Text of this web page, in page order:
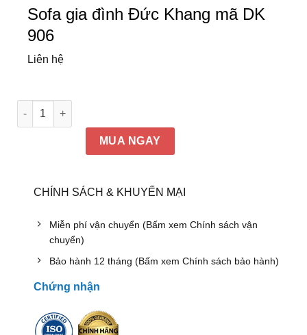
Sofa gia đình Đức Khang mã DK
906
Liên hệ
Sofa gia đình Đức Khang mã DK 906 số lượng
MUA NGAY
CHÍNH SÁCH & KHUYẾN MẠI
Miễn phí vận chuyển (Bấm xem Chính sách vận
chuyển)
Bảo hành 12 tháng (Bấm xem Chính sách bảo hành)
Chứng nhận